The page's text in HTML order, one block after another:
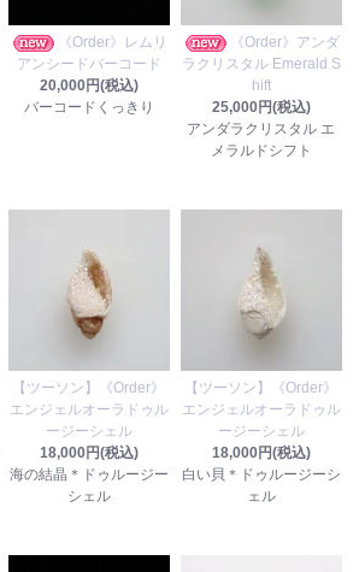
《Order》レムリ
アンシードバーコード
20,000円(税込)
バーコードくっきり
《Order》アンダ
ラクリスタル Emerald S
hift
25,000円(税込)
アンダラクリスタル エ
メラルドシフト
【ツーソン】《Order》
エンジェルオーラドゥル
ージーシェル
18,000円(税込)
海の結晶＊ドゥルージー
シェル
【ツーソン】《Order》
エンジェルオーラドゥル
ージーシェル
18,000円(税込)
白い貝＊ドゥルージーシ
ェル